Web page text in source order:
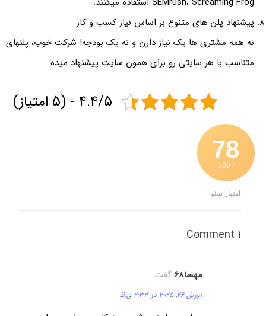
پیشنهاد پلن های متنوع بر اساس نیاز کسب‌ و کار
نه همه مشتری ها یک نیاز دارن و نه یک بودجه! شرکت خوب، پلنهای
متناسب با هر سایتی رو برای همون سایت پیشنهاد میده.
4.4/5 - (5 امتیاز)
78
/ 100
امتیاز سئو
مهسا۶۸ گفت:
آوریل 26, 2025 در 2:33 ق.ظ